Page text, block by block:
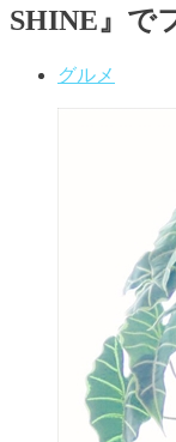
SHINE』で
グルメ